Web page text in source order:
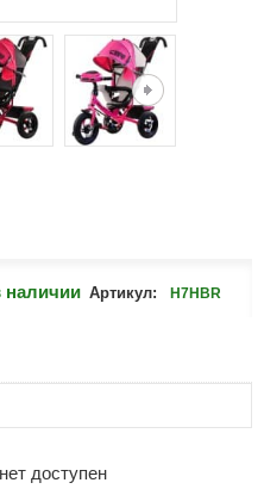
наличии Артикул: H7HBR
доступен